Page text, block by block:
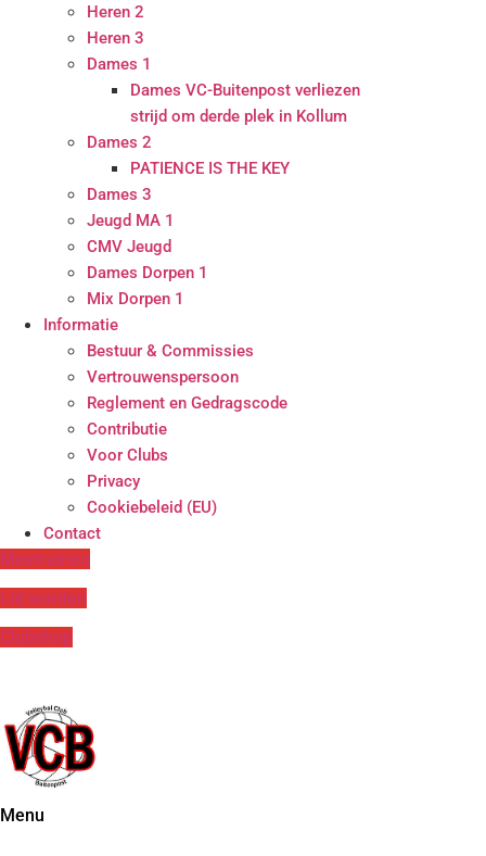
Heren 2
Heren 3
Dames 1
Dames VC-Buitenpost verliezen
strijd om derde plek in Kollum
Dames 2
PATIENCE IS THE KEY
Dames 3
Jeugd MA 1
CMV Jeugd
Dames Dorpen 1
Mix Dorpen 1
Informatie
Bestuur & Commissies
Vertrouwenspersoon
Reglement en Gedragscode
Contributie
Voor Clubs
Privacy
Cookiebeleid (EU)
Contact
Meetrainen
Lid worden
Clubshop
Menu